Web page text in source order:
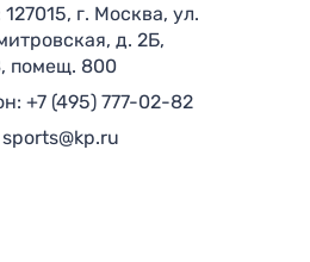
г. Москва, ул.
д. 2Б,
помещ. 800
+7 (495) 777-02-82
sports@kp.ru